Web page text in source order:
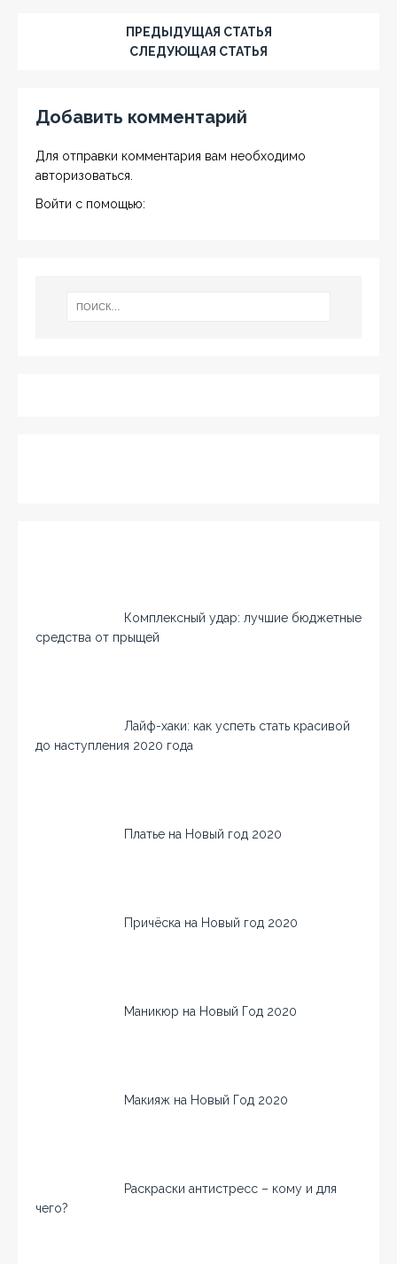
ПРЕДЫДУЩАЯ СТАТЬЯ
СЛЕДУЮЩАЯ СТАТЬЯ
Добавить комментарий
Для отправки комментария вам необходимо
авторизоваться
Войти с помощью:
Комплексный удар: лучшие бюджетные
средства от прыщей
Лайф-хаки: как успеть стать красивой
до наступления 2020 года
Платье на Новый год 2020
Причёска на Новый год 2020
Маникюр на Новый Год 2020
Макияж на Новый Год 2020
Раскраски антистресс – кому и для
чего?